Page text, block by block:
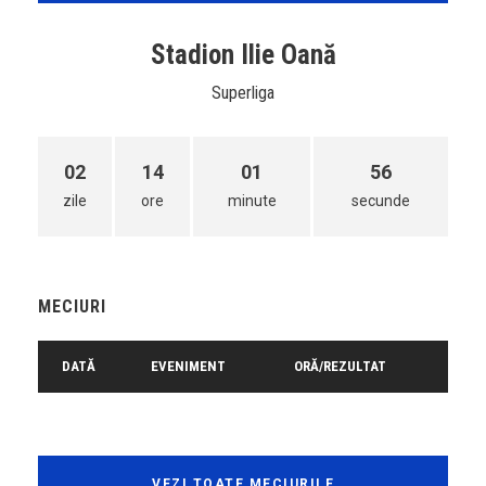
Stadion Ilie Oană
Superliga
02
zile
14
ore
01
minute
56
secunde
MECIURI
DATĂ EVENIMENT ORĂ/REZULTAT